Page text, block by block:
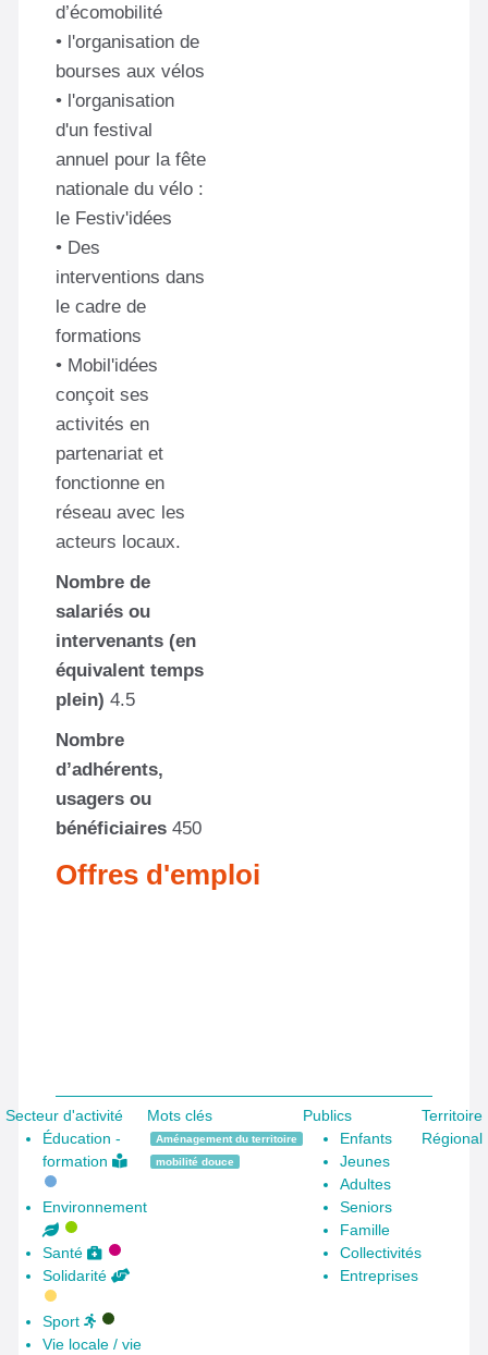
d’écomobilité
• l'organisation de
bourses aux vélos
• l'organisation
d'un festival
annuel pour la fête
nationale du vélo :
le Festiv'idées
• Des
interventions dans
le cadre de
formations
• Mobil'idées
conçoit ses
activités en
partenariat et
fonctionne en
réseau avec les
acteurs locaux.
Nombre de
salariés ou
intervenants (en
équivalent temps
plein) 4.5
Nombre
d’adhérents,
usagers ou
bénéficiaires 450
Offres d'emploi
Secteur d'activité
Éducation -
formation
Environnement
Santé
Solidarité
Sport
Vie locale / vie
Mots clés
Aménagement du territoire
mobilité douce
Publics
Enfants
Jeunes
Adultes
Seniors
Famille
Collectivités
Entreprises
Territoire
Régional